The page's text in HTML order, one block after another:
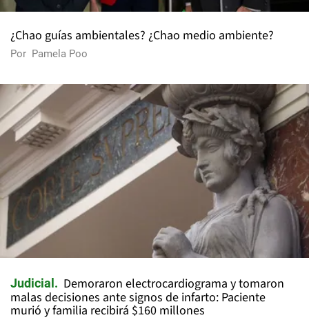
¿Chao guías ambientales? ¿Chao medio ambiente?
Por Pamela Poo
Judicial
Demoraron electrocardiograma y tomaron
malas decisiones ante signos de infarto: Paciente
murió y familia recibirá $160 millones